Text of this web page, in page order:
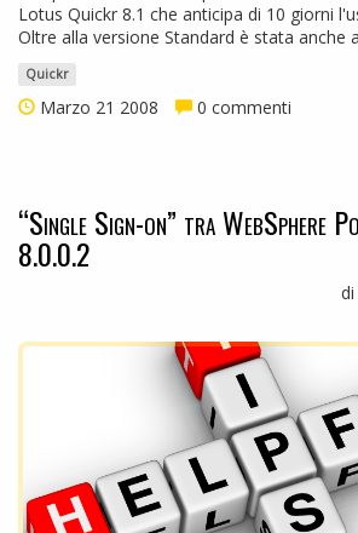
Lotus Quickr 8.1 che anticipa di 10 giorni
Oltre alla versione Standard è stata anche
Quickr
Marzo 21 2008 0 commenti
“Single Sign-on” tra WebSphere
8.0.0.2